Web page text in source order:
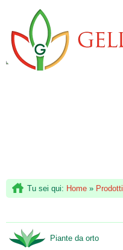
Tu sei qui: Home » Prodotti
Piante da orto